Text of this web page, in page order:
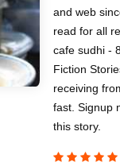
and web
read for all
cafe sudhi -
Fiction
receiving
fast. Signup
this story.